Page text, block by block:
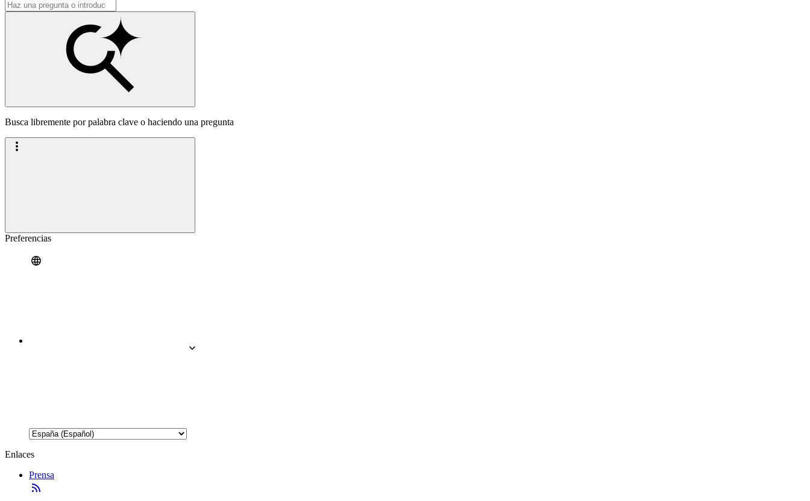
Busca libremente por palabra clave o haciendo una pregunta
Preferencias
Enlaces
Prensa